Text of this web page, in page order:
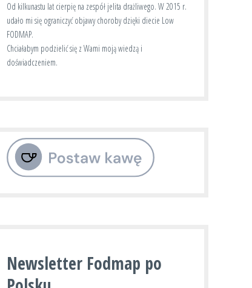
Od kilkunastu lat cierpię na zespół jelita drażliwego. W 2015 r.
udało mi się ograniczyć objawy choroby dzięki diecie Low
FODMAP.
Chciałabym podzielić się z Wami moją wiedzą i
doświadczeniem.
Newsletter Fodmap po